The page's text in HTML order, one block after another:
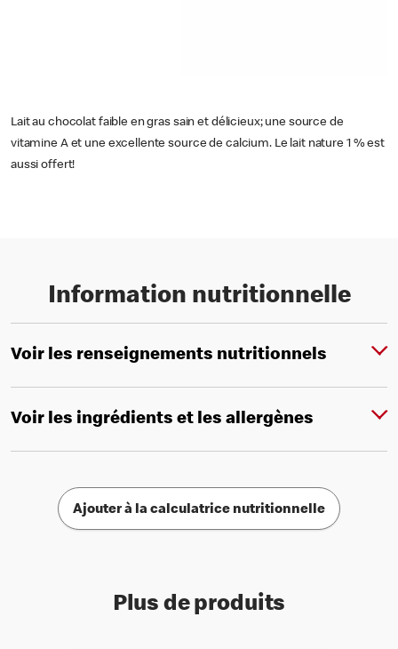
Lait au chocolat faible en gras sain et délicieux; une source de
vitamine A et une excellente source de calcium. Le lait nature 1 % est
aussi offert!
Information nutritionnelle
Voir les renseignements nutritionnels
Voir les ingrédients et les allergènes
Ajouter à la calculatrice nutritionnelle
Plus de produits